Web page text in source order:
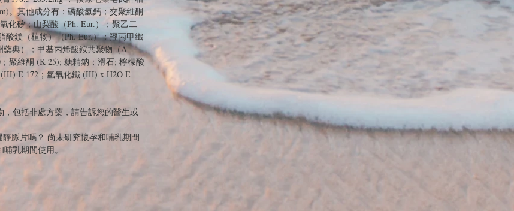
。其他成分有：磷酸氫鈣；交聚維酮
化矽；山梨酸（Ph. Eur.）；聚乙二
酸鎂（植物）（Ph. Eur.）；羥丙甲纖
典）；甲基丙烯酸銨共聚物（A
聚維酮 (K 25); 糖精鈉；滑石; 檸檬酸
E 172；氫氧化鐵 (III) x H2O E
包括非處方藥，請告訴您的醫生或
脈片嗎？ 尚未研究懷孕和哺乳期間
哺乳期間使用。